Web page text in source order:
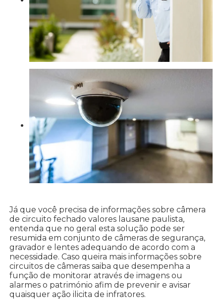
Já que você precisa de informações sobre câmera
de circuito fechado valores lausane paulista,
entenda que no geral esta solução pode ser
resumida em conjunto de câmeras de segurança,
gravador e lentes adequando de acordo com a
necessidade. Caso queira mais informações sobre
circuitos de câmeras saiba que desempenha a
função de monitorar através de imagens ou
alarmes o património afim de prevenir e avisar
quaisquer ação ilicita de infratores.